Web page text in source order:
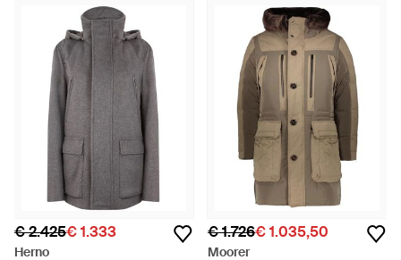
€ 2.425€ 1.333
Herno
€ 1.726€ 1.035,50
Moorer